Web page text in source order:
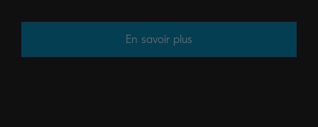
En savoir plus